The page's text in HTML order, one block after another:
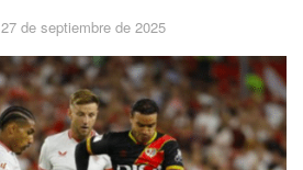
27 de septiembre de 2025